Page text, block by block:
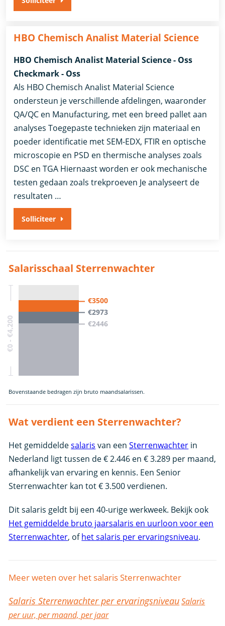
HBO Chemisch Analist Material Science
HBO Chemisch Analist Material Science - Oss
Checkmark - Oss
Als HBO Chemisch Analist Material Science
ondersteun je verschillende afdelingen, waaronder
QA/QC en Manufacturing, met een breed pallet aan
analyses Toegepaste technieken zijn materiaal en
poeder identificatie met SEM-EDX, FTIR en optische
microscopie en PSD en thermische analyses zoals
DSC en TGA Hiernaast worden er ook mechanische
testen gedaan zoals trekproeven Je analyseert de
resultaten …
Solliciteer
Salarisschaal Sterrenwachter
€0 - €4,200
€3500
€2973
€2446
Bovenstaande bedragen zijn bruto maandsalarissen.
Wat verdient een Sterrenwachter?
Het gemiddeldesalaris van eenSterrenwachter in
Nederland ligt tussen de € 2.446 en € 3.289 per maand,
afhankelijk van ervaring en kennis. Een Senior
Sterrenwachter kan tot € 3.500 verdienen.
Dit salaris geldt bij een 40-urige werkweek. Bekijk ook
Het gemiddelde bruto jaarsalaris en uurloon voor een
Sterrenwachter, ofhet salaris per ervaringsniveau.
Meer weten over het salaris Sterrenwachter
Salaris Sterrenwachter per ervaringsniveauSalaris
per uur, per maand, per jaar